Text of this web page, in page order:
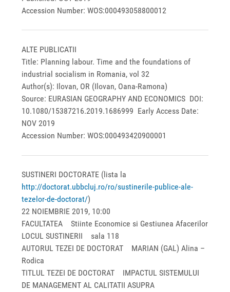
Accession Number: WOS:000493058800012
ALTE PUBLICATII
Title: Planning labour. Time and the foundations of
industrial socialism in Romania, vol 32
Author(s): Ilovan, OR (Ilovan, Oana-Ramona)
Source: EURASIAN GEOGRAPHY AND ECONOMICS DOI:
10.1080/15387216.2019.1686999 Early Access Date:
NOV 2019
Accession Number: WOS:000493420900001
SUSTINERI DOCTORATE (lista la
http://doctorat.ubbcluj.ro/ro/sustinerile-publice-ale-
tezelor-de-doctorat/)
22 NOIEMBRIE 2019, 10:00
FACULTATEA Stiinte Economice si Gestiunea Afacerilor
LOCUL SUSTINERII sala 118
AUTORUL TEZEI DE DOCTORAT MARIAN (GAL) Alina –
Rodica
TITLUL TEZEI DE DOCTORAT IMPACTUL SISTEMULUI
DE MANAGEMENT AL CALITATII ASUPRA